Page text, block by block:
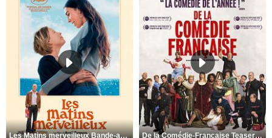
Les Matins merveilleux Bande-annonce VF De la Comédie-Française Teaser VF